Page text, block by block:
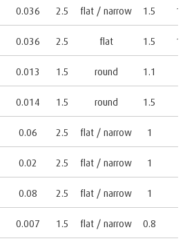
0.036 2.5 flat / narrow 1.5
0.036 2.5 flat 1.5
0.013 1.5 round 1.1
0.014 1.5 round 1.5
0.06 2.5 flat / narrow 1
0.02 2.5 flat / narrow 1
0.08 2.5 flat / narrow 1
0.007 1.5 flat / narrow 0.8